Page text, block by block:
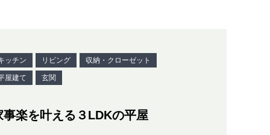
ッチン リビング 収納・クローゼット
屋建て 玄関
事楽を叶える３LDKの平屋